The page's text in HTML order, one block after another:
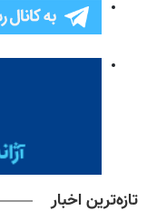
تازه‌ترین اخبار